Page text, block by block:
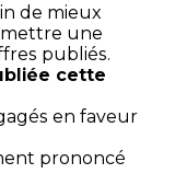
de mieux
une
publiés.
cette
en faveur
prononcé